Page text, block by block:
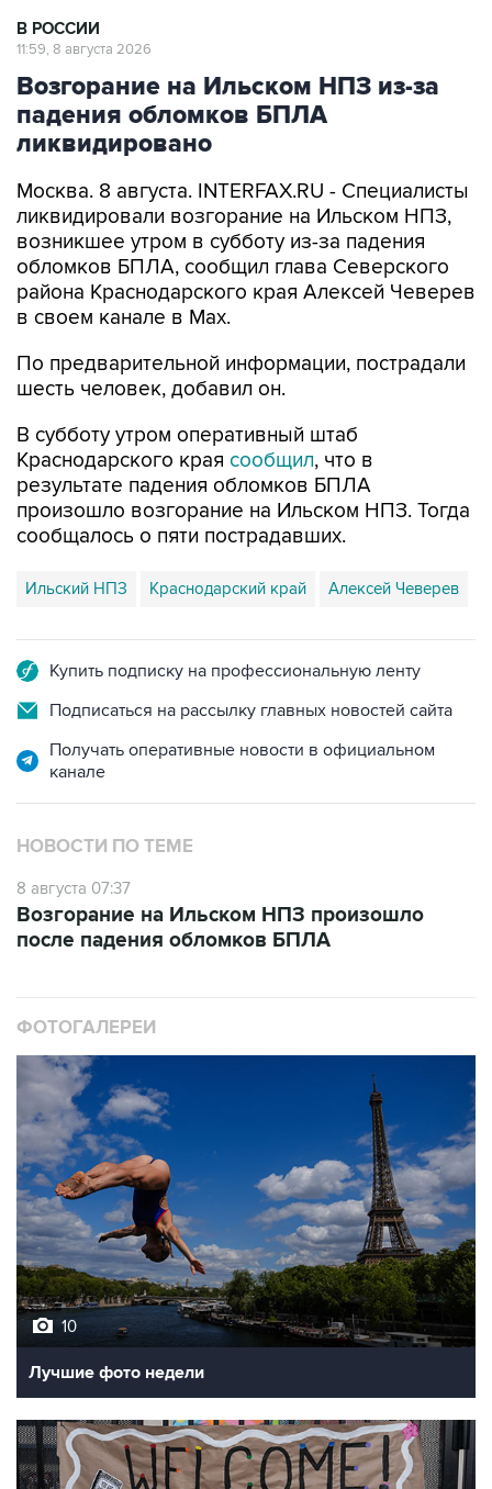
В РОССИИ
11:59, 8 августа 2026
Возгорание на Ильском НПЗ из-за
падения обломков БПЛА
ликвидировано
Москва. 8 августа. INTERFAX.RU - Специалисты
ликвидировали возгорание на Ильском НПЗ,
возникшее утром в субботу из-за падения
обломков БПЛА, сообщил глава Северского
района Краснодарского края Алексей Чеверев
в своем канале в Max.
По предварительной информации, пострадали
шесть человек, добавил он.
В субботу утром оперативный штаб
Краснодарского края сообщил, что в
результате падения обломков БПЛА
произошло возгорание на Ильском НПЗ. Тогда
сообщалось о пяти пострадавших.
Ильский НПЗ Краснодарский край Алексей Чеверев
Купить подписку на профессиональную ленту
Подписаться на рассылку главных новостей сайта
Получать оперативные новости в официальном
канале
НОВОСТИ ПО ТЕМЕ
8 августа 07:37
Возгорание на Ильском НПЗ произошло
после падения обломков БПЛА
ФОТОГАЛЕРЕИ
10
Лучшие фото недели